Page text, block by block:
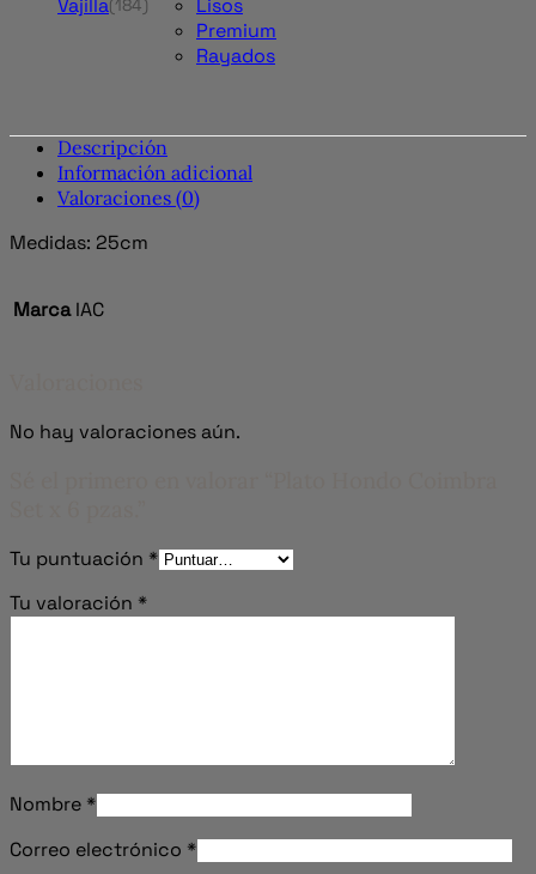
Vajilla(184)
Lisos
Premium
Rayados
Descripción
Información adicional
Valoraciones (0)
Medidas: 25cm
Marca IAC
No hay valoraciones aún.
Tu puntuación *
Tu valoración *
Nombre *
Correo electrónico *